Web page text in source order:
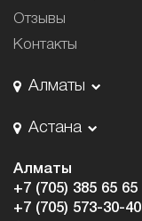
Отзывы
Контакты
Алматы
Астана
Алматы
+7 (705) 385 65 65
+7 (705) 573-30-40